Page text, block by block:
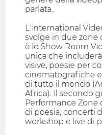
parlata.
L'International
svolge in due zone
è lo Show Room
unica che
visive, poesie per
cinematografiche
di tutto il mondo
Africa). Il secondo
Performance
di poesia, concerti
workshop e live di